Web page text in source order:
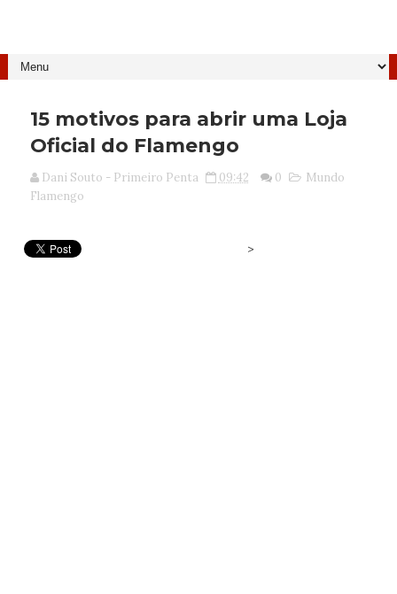
15 motivos para abrir uma Loja
Oficial do Flamengo
Dani Souto - Primeiro Penta 09:42 0
Mundo
Flamengo
>